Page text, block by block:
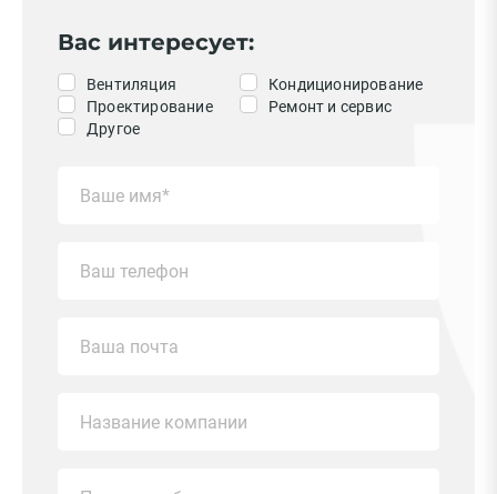
Вас интересует:
Вентиляция
Кондиционирование
Проектирование
Ремонт и сервис
Другое